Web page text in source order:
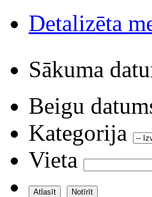
Detalizēta
Sākuma
Beigu
Kategorija
Vieta